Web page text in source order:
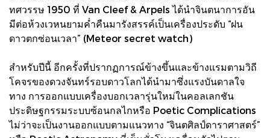
ทศวรรษ 1950 ที่ Van Cleef & Arpels ได้นำจินตนาการอัน
มีต่อห้วงเวหนยามค่ำคืนมารังสรรค์เป็นเครื่องประดับ “ฝน
ดาวตกซ่อนเวลา” (Meteor secret watch)
สำหรับปีนี้ อีกครั้งที่ปรากฏการณ์ข้างขึ้นและข้างแรมตามวิถี
โคจรของดวงจันทร์รอบดาวโลกได้นำมาซึ่งแรงบันดาลใจ
ทาง การออกแบบเครื่องบอกเวลารุ่นใหม่ในคอลเลกชัน
ประดิษฐกรรมระบบซ้อนกลไกหรือ Poetic Complications
ไม่ว่าจะเป็นงานออกแบบตามแนวทาง “จินตศิลป์ดาราศาสตร์”